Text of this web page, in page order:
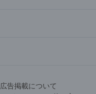
広告掲載について